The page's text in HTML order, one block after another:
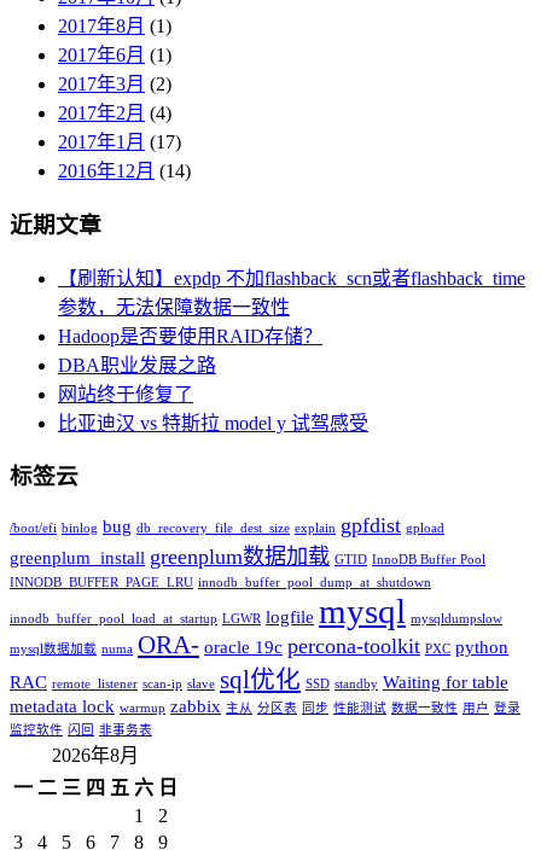
2017年8月 (1)
2017年6月 (1)
2017年3月 (2)
2017年2月 (4)
2017年1月 (17)
2016年12月 (14)
近期文章
【刷新认知】expdp 不加flashback_scn或者flashback_time
参数，无法保障数据一致性
Hadoop是否要使用RAID存储？
DBA职业发展之路
网站终于修复了
比亚迪汉 vs 特斯拉 model y 试驾感受
标签云
/boot/efi binlog bug db_recovery_file_dest_size explain gpfdist gpload
greenplum_install greenplum数据加载 GTID InnoDB Buffer Pool
INNODB_BUFFER_PAGE_LRU innodb_buffer_pool_dump_at_shutdown
innodb_buffer_pool_load_at_startup LGWR logfile mysql mysqldumpslow
mysql数据加载 numa ORA- oracle 19c percona-toolkit PXC python
RAC remote_listener scan-ip slave sql优化 SSD standby Waiting for table
metadata lock warmup zabbix 主从 分区表 同步 性能测试 数据一致性 用户 登录
监控软件 闪回 非事务表
2026年8月
一 二 三 四 五 六 日
1
2
3
4 5 6 7 8 9